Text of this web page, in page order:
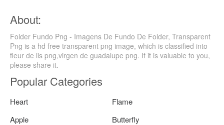
About:
Folder Fundo Png - Imagens De Fundo De Folder, Transparent
Png is a hd free transparent png image, which is classified into
fleur de lis png,virgen de guadalupe png. If it is valuable to you,
please share it.
Popular Categories
Heart
Flame
Apple
Butterfly